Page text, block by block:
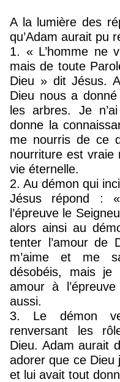
A la lumière des
qu’Adam aurait pu
1. « L’homme ne
mais de toute
Dieu » dit Jésus.
Dieu nous a
les arbres. Je
donne la
me nourris de ce
nourriture est vraie
vie éternelle.
2. Au démon qui
Jésus répond :
l’épreuve le
alors ainsi au
tenter l’amour de
m’aime et me
désobéis, mais
amour à
aussi.
3. Le démon
renversant les
Dieu. Adam aurait
adorer que ce Dieu
et lui avait tout